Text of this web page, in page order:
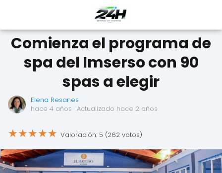
Comienza el programa de
spa del Imserso con 90
spas a elegir
Elena Resanes
hace 4 años · Actualizado hace 2 años
★★★★★ Valoración: 5 (262 votos)